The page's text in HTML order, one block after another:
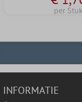
per Stuk
INFORMATIE